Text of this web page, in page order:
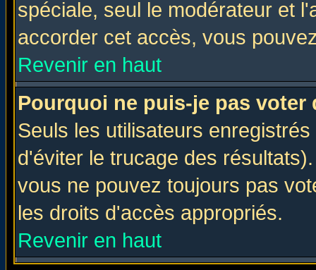
spéciale, seul le modérateur et
accorder cet accès, vous
Revenir en haut
Pourquoi ne puis-je pas voter
Seuls les utilisateurs
d'éviter le trucage des
vous ne pouvez toujours pas
les droits d'accès appropriés.
Revenir en haut